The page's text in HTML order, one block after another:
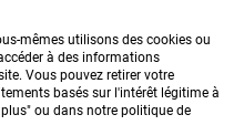
Générale
à 4 mois
mêmes utilisons des cookies ou
à des informations
Vous pouvez retirer votre
basés sur l'intérêt légitime à
ou dans notre politique de